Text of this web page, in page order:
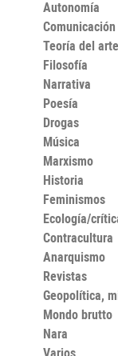
Autonomía
Comunicación
Teoría del arte
Filosofía
Narrativa
Poesía
Drogas
Música
Marxismo
Historia
Feminismos
Ecología/
Contracultura
Anarquismo
Revistas
Geopolítica,
Mondo brutto
Nara